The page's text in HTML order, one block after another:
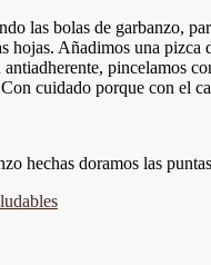
las bolas de garbanzo,
hojas. Añadimos una
pincelamos
cuidado porque con el
hechas doramos las